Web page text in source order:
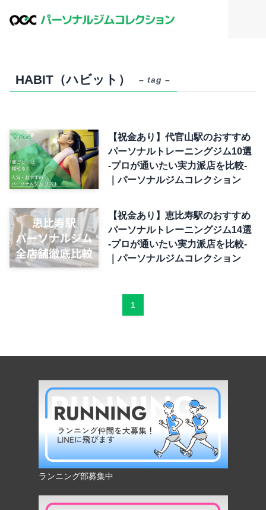
HABIT（ハビット） – tag –
【祝金あり】代官山駅のおすすめ
パーソナルトレーニングジム10選
-プロが通いたい実力派店を比較-
｜パーソナルジムコレクション
【祝金あり】恵比寿駅のおすすめ
パーソナルトレーニングジム14選
-プロが通いたい実力派店を比較-
｜パーソナルジムコレクション
1
ランニング部募集中